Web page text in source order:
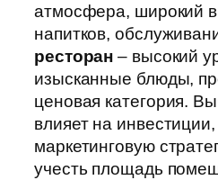
атмосфера, широкий
напитков,
ресторан – высокий
изысканные блюды,
ценовая категория.
влияет на
маркетинговую
учесть площадь